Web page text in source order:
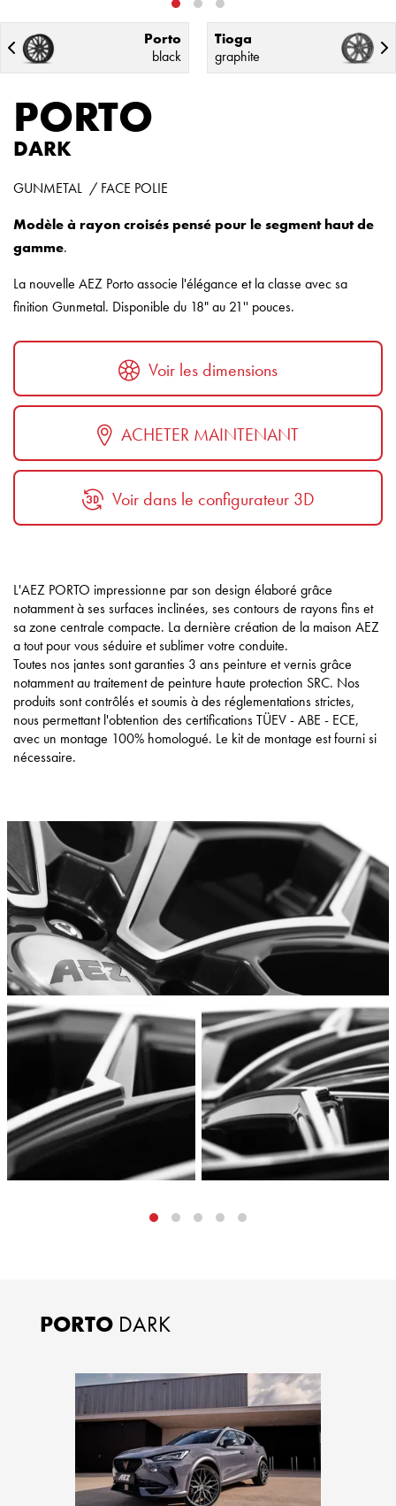
Porto
black
Tioga
graphite
PORTO
DARK
GUNMETAL / FACE POLIE
Modèle à rayon croisés pensé pour le segment haut de
gamme.
La nouvelle AEZ Porto associe l'élégance et la classe avec sa
finition Gunmetal. Disponible du 18" au 21'' pouces.
Voir les dimensions
ACHETER MAINTENANT
Voir dans le configurateur 3D
L'AEZ PORTO impressionne par son design élaboré grâce
notamment à ses surfaces inclinées, ses contours de rayons fins et
sa zone centrale compacte. La dernière création de la maison AEZ
a tout pour vous séduire et sublimer votre conduite.
Toutes nos jantes sont garanties 3 ans peinture et vernis grâce
notamment au traitement de peinture haute protection SRC. Nos
produits sont contrôlés et soumis à des réglementations strictes,
nous permettant l'obtention des certifications TÜEV - ABE - ECE,
avec un montage 100% homologué. Le kit de montage est fourni si
nécessaire.
PORTO DARK